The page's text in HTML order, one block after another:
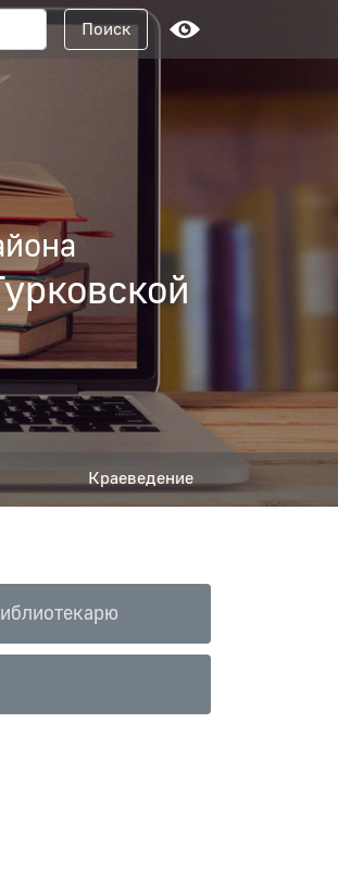
Поисковый запрос
Поиск
Краеведение